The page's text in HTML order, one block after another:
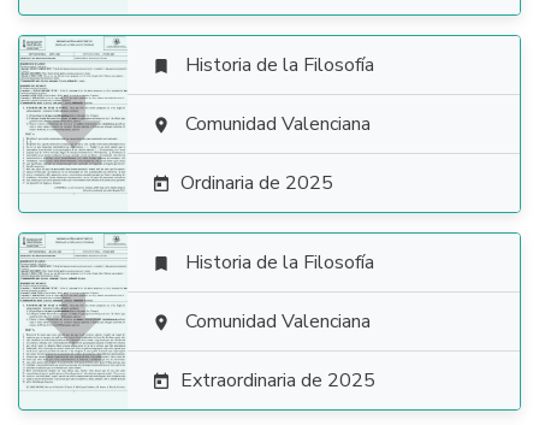

 Historia de la Filosofía
 Comunidad Valenciana
 Ordinaria de 2025

 Historia de la Filosofía
 Comunidad Valenciana
 Extraordinaria de 2025